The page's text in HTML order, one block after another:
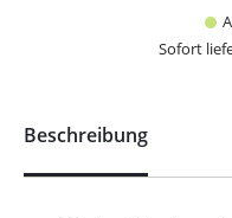
Sofort
Beschreibung